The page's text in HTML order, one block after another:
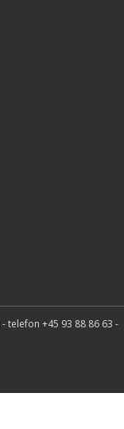
telefon +45 93 88 86 63 -